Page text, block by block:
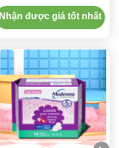
gian chảy nặng dùng một
lần
Nhận được giá tốt nhất